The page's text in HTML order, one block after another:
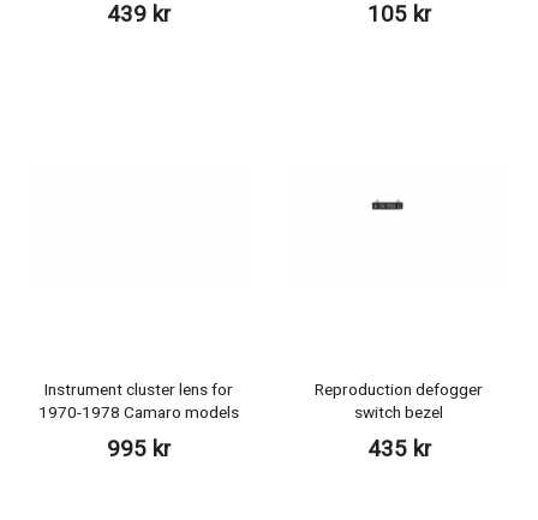
439 kr 105 kr
Instrument cluster lens for
1970-1978 Camaro models
995 kr
Reproduction defogger
switch bezel
435 kr